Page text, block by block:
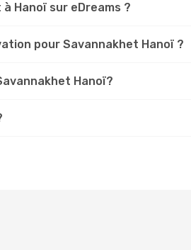
Hanoï sur eDreams ?
pour Savannakhet Hanoï ?
Hanoï?